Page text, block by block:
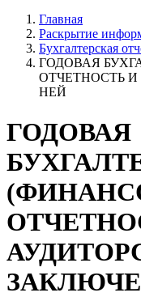
Главная
Раскрытие
Бухгалтерская
ГОДОВАЯ
ОТЧЕТНОСТЬ
НЕЙ
ГОДОВАЯ